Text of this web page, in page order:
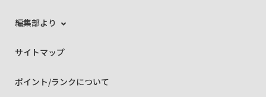
編集部より
サイトマップ
ポイント/ランクについて